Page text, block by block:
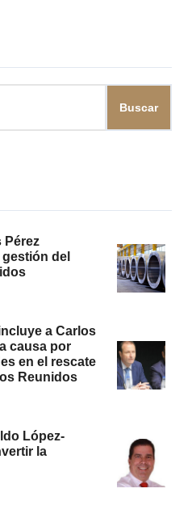
Pérez
del
a Carlos
causa por
en el rescate
Reunidos
López-
la